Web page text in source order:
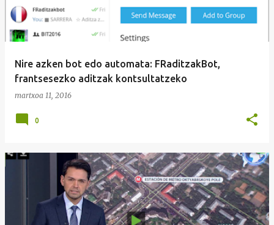
Nire azken bot edo automata: FRaditzakBot,
frantsesezko aditzak kontsultatzeko
martxoa 11, 2016
0